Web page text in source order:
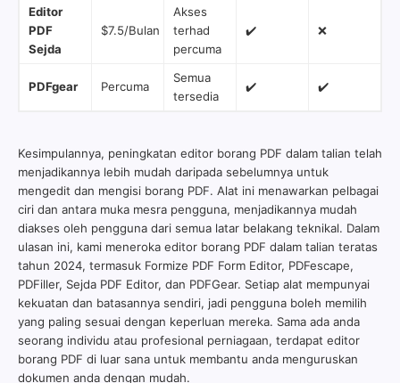
Editor
PDF
Sejda
$7.5/Bulan
Akses
terhad
percuma
✔️ ❌
PDFgear Percuma
Semua
tersedia
✔️ ✔️
Kesimpulannya, peningkatan editor borang PDF dalam talian telah
menjadikannya lebih mudah daripada sebelumnya untuk
mengedit dan mengisi borang PDF. Alat ini menawarkan pelbagai
ciri dan antara muka mesra pengguna, menjadikannya mudah
diakses oleh pengguna dari semua latar belakang teknikal. Dalam
ulasan ini, kami meneroka editor borang PDF dalam talian teratas
tahun 2024, termasuk Formize PDF Form Editor, PDFescape,
PDFiller, Sejda PDF Editor, dan PDFGear. Setiap alat mempunyai
kekuatan dan batasannya sendiri, jadi pengguna boleh memilih
yang paling sesuai dengan keperluan mereka. Sama ada anda
seorang individu atau profesional perniagaan, terdapat editor
borang PDF di luar sana untuk membantu anda menguruskan
dokumen anda dengan mudah.